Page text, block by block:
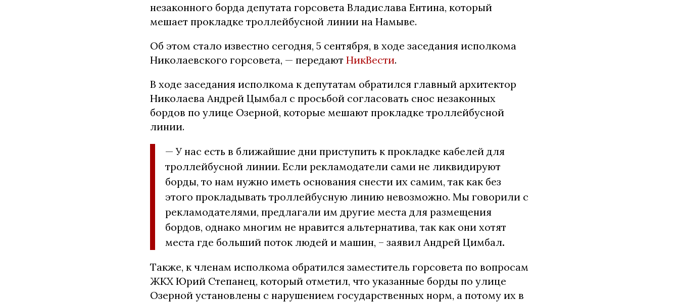
незаконного борда депутата горсовета Владислава Ентина, который
мешает прокладке троллейбусной линии на Намыве.
Об этом стало известно сегодня, 5 сентября, в ходе заседания исполкома
Николаевского горсовета, — передают НикВести.
В ходе заседания исполкома к депутатам обратился главный архитектор
Николаева Андрей Цымбал с просьбой согласовать снос незаконных
бордов по улице Озерной, которые мешают прокладке троллейбусной
линии.
— У нас есть в ближайшие дни приступить к прокладке кабелей для
троллейбусной линии. Если рекламодатели сами не ликвидируют
борды, то нам нужно иметь основания снести их самим, так как без
этого прокладывать троллейбусную линию невозможно. Мы говорили с
рекламодателями, предлагали им другие места для размещения
бордов, однако многим не нравится альтернатива, так как они хотят
места где больший поток людей и машин, – заявил Андрей Цимбал.
Также, к членам исполкома обратился заместитель горсовета по вопросам
ЖКХ Юрий Степанец, который отметил, что указанные борды по улице
Озерной установлены с нарушением государственных норм, а потому их в